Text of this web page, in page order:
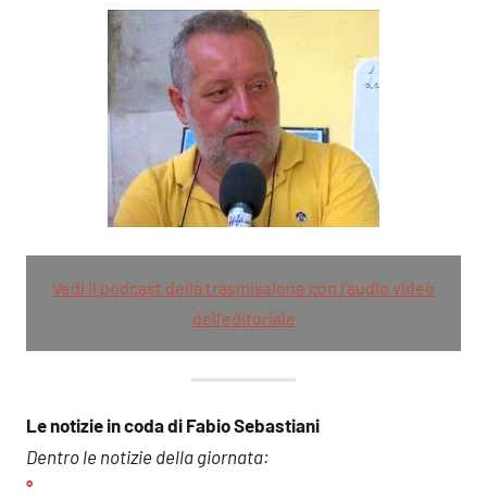
Vedi il podcast della trasmissione con l’audio video
dell’editoriale
Le notizie in coda di Fabio Sebastiani
Dentro le notizie della giornata:
°